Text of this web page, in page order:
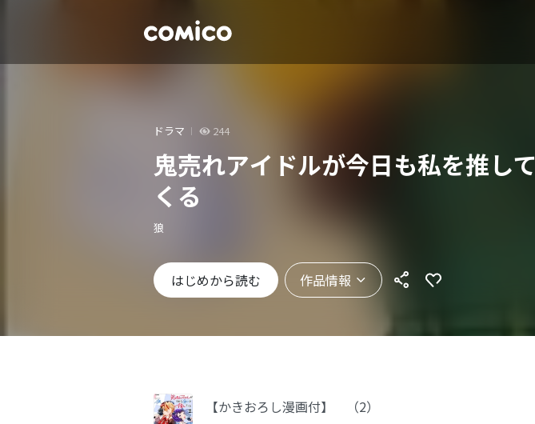
ドラマ 244
鬼売れアイドルが今日も私を推して
くる
狼
はじめから読む 作品情報
【かきおろし漫画付】 （2）